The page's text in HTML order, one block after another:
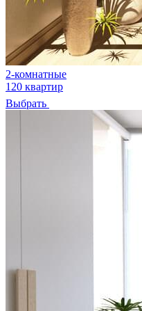
2-комнатные
120 квартир
Выбрать